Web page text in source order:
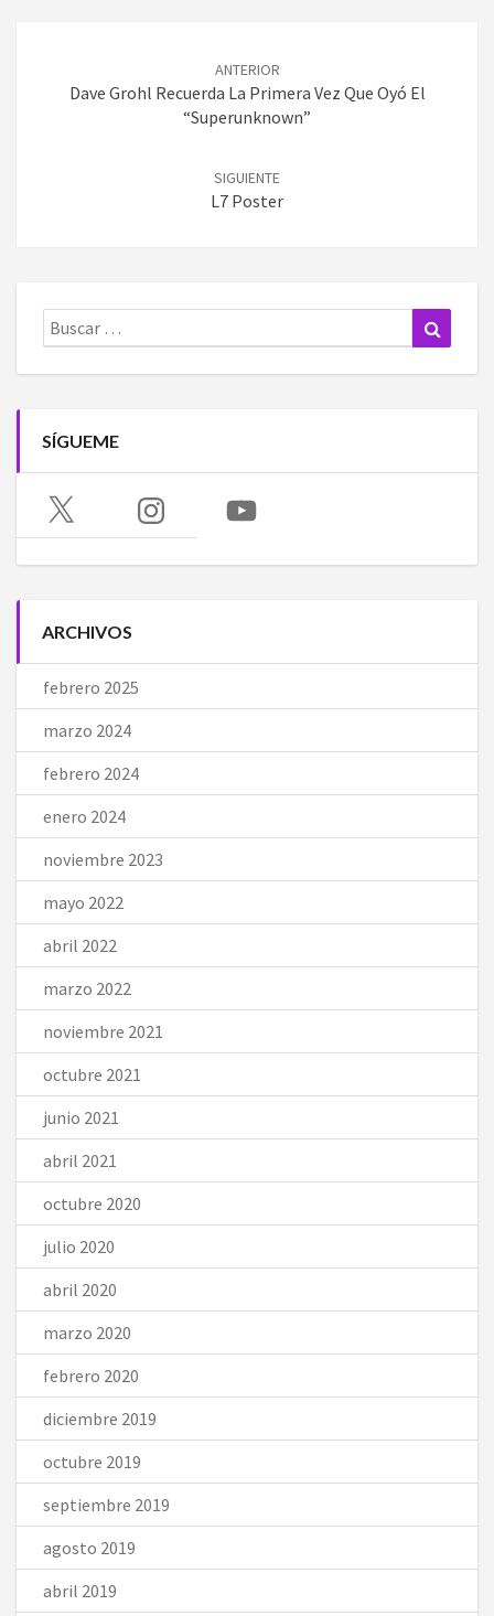
entradas
ANTERIOR
Dave Grohl Recuerda La Primera Vez Que Oyó El
“Superunknown”
SIGUIENTE
L7 Poster
Buscar:
SÍGUEME
X Instagram YouTube
ARCHIVOS
febrero 2025
marzo 2024
febrero 2024
enero 2024
noviembre 2023
mayo 2022
abril 2022
marzo 2022
noviembre 2021
octubre 2021
junio 2021
abril 2021
octubre 2020
julio 2020
abril 2020
marzo 2020
febrero 2020
diciembre 2019
octubre 2019
septiembre 2019
agosto 2019
abril 2019